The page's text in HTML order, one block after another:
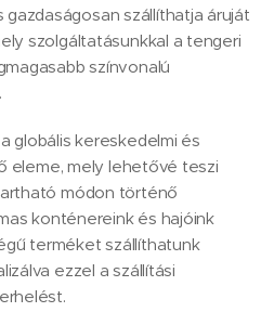
szállíthatja áruját
szolgáltatásunkkal a tengeri
színvonalú
globális kereskedelmi és
eleme, mely lehetővé teszi
módon történő
konténereink és hajóink
terméket szállíthatunk
ezzel a szállítási